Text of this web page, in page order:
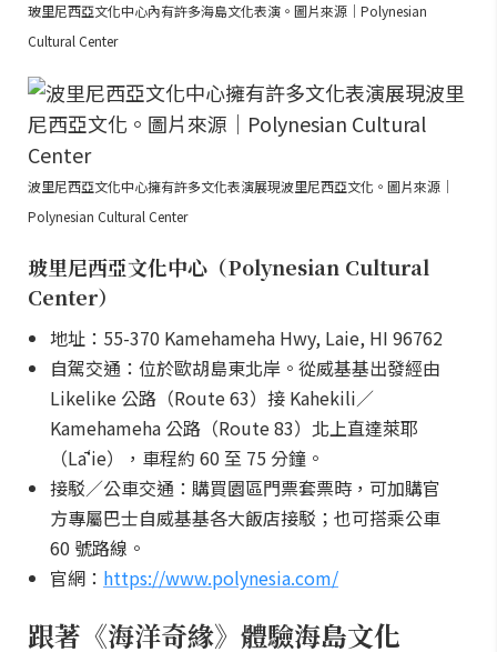
玻里尼西亞文化中心內有許多海島文化表演。圖片來源｜Polynesian
Cultural Center
波里尼西亞文化中心擁有許多文化表演展現波里尼西亞文化。圖片來源｜
Polynesian Cultural Center
玻里尼西亞文化中心（Polynesian Cultural
Center）
地址：55-370 Kamehameha Hwy, Laie, HI 96762
自駕交通：位於歐胡島東北岸。從威基基出發經由
Likelike 公路（Route 63）接 Kahekili／
Kamehameha 公路（Route 83）北上直達萊耶
（Lāʻie），車程約 60 至 75 分鐘。
接駁／公車交通：購買園區門票套票時，可加購官
方專屬巴士自威基基各大飯店接駁；也可搭乘公車
60 號路線。
官網： https://www.polynesia.com/
跟著《海洋奇緣》體驗海島文化